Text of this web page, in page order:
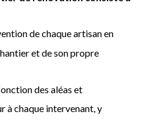
de chaque artisan en
et de son propre
des aléas et
à chaque intervenant, y